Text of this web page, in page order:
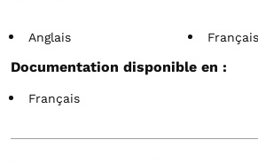
Anglais Français
Documentation disponible en :
Français